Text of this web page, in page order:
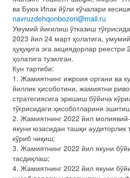
ва Буюк Ипак йўли кўчалари
navruzdehqonbozori@mail.ru
Умумий йиғилиш ўтказиш
2023 йил 24 март ҳолатига,
ҳуқуқига эга акциядорлар
ҳолатига тузилган.
Кун тартиби:
1. Жамиятнинг ижроия органи ва
йиллик ҳисоботини, жамиятни
стратегиясига эришиш бўйича
тўғрисидаги ҳисоботларини
2. Жамиятнинг 2022 йил
якуни юзасидан ташқи аудиторлик
кўриб чиқиш;
3. Жамиятнинг 2022 йил якуни
тасдиқлаш;
4. Жамиятнинг 2022 йил якуни